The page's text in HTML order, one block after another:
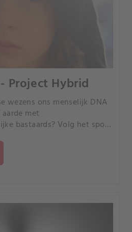
Project Hybrid
wezens ons menselijk DNA
met
bastaards? Volg het spoor